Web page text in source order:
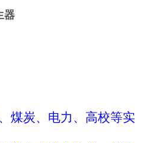
器
煤炭、电力、高校等实